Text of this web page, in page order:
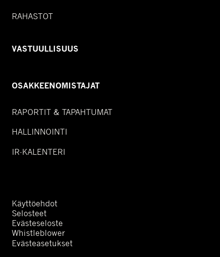
RAHASTOT
VASTUULLISUUS
OSAKKEENOMISTAJAT
RAPORTIT & TAPAHTUMAT
HALLINNOINTI
IR-KALENTERI
Käyttöehdot
Selosteet
Evästeseloste
Whistleblower
Evästeasetukset